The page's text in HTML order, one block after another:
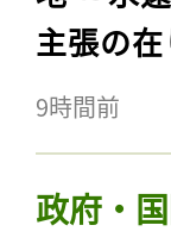
主張の在
9時間前
政府・